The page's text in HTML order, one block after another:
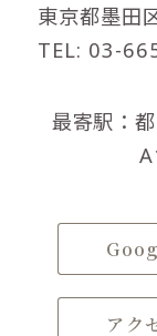
東京都墨田
TEL: 03-
最寄駅：
アク